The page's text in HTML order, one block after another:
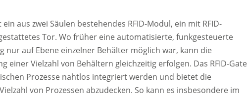
ein aus zwei Säulen bestehendes RFID-Modul, ein mit RFID-
Tor. Wo früher eine automatisierte, funkgesteuerte
nur auf Ebene einzelner Behälter möglich war, kann die
einer Vielzahl von Behältern gleichzeitig erfolgen. Das RFID-Gate
Prozesse nahtlos integriert werden und bietet die
von Prozessen abzudecken. So kann es insbesondere im